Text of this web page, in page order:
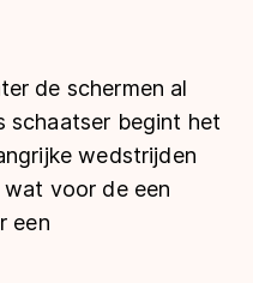
de schermen al
schaatser begint het
wedstrijden
voor de een
een